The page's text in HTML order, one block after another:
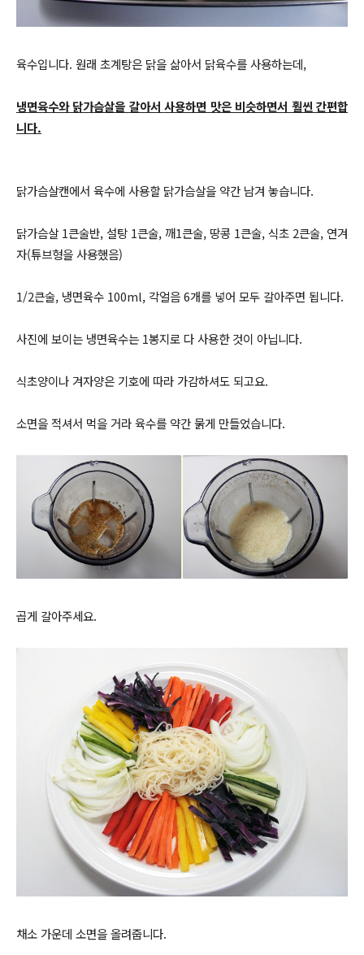
육수입니다. 원래 초계탕은 닭을 삶아서 닭육수를 사용하는데,
냉면육수와 닭가슴살을 갈아서사용하면 맛은 비슷하면서 훨씬 간편합
니다.
닭가슴살캔에서 육수에 사용할 닭가슴살을 약간 남겨 놓습니다.
닭가슴살 1큰술반, 설탕 1큰술, 깨1큰술, 땅콩 1큰술, 식초 2큰술, 연겨
자(튜브형을 사용했음)
1/2큰술, 냉면육수 100ml, 각얼음 6개를 넣어 모두 갈아주면 됩니다.
사진에 보이는 냉면육수는 1봉지로 다 사용한 것이 아닙니다.
식초양이나 겨자양은 기호에 따라 가감하셔도 되고요.
소면을 적셔서 먹을 거라 육수를 약간묽게 만들었습니다.
곱게 갈아주세요.
채소 가운데 소면을 올려줍니다.